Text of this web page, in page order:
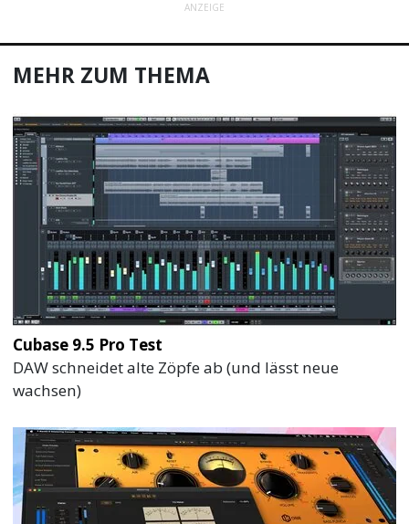
ANZEIGE
MEHR ZUM THEMA
Cubase 9.5 Pro Test
DAW schneidet alte Zöpfe ab (und lässt neue
wachsen)